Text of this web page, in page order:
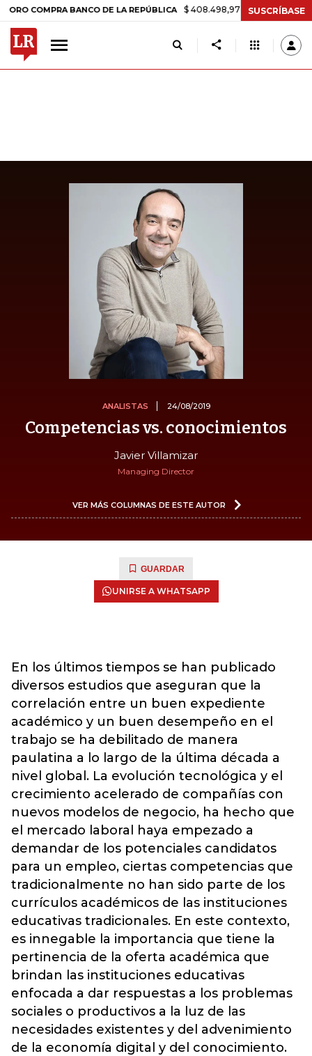
BANCO DE LA REPÚBLICA $ 408.498,97 +$ 8.753,81 +2,19%
SUSCRÍBASE
ANALISTAS 24/08/2019
Competencias vs. conocimientos
Javier Villamizar
Managing Director
VER MÁS COLUMNAS DE ESTE AUTOR
GUARDAR
UNIRSE A WHATSAPP
En los últimos tiempos se han publicado
diversos estudios que aseguran que la
correlación entre un buen expediente
académico y un buen desempeño en el
trabajo se ha debilitado de manera
paulatina a lo largo de la última década a
nivel global. La evolución tecnológica y el
crecimiento acelerado de compañías con
nuevos modelos de negocio, ha hecho que
el mercado laboral haya empezado a
demandar de los potenciales candidatos
para un empleo, ciertas competencias que
tradicionalmente no han sido parte de los
currículos académicos de las instituciones
educativas tradicionales. En este contexto,
es innegable la importancia que tiene la
pertinencia de la oferta académica que
brindan las instituciones educativas
enfocada a dar respuestas a los problemas
sociales o productivos a la luz de las
necesidades existentes y del advenimiento
de la economía digital y del conocimiento.